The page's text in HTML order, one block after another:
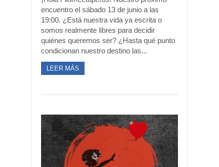
encuentro el sábado 13 de junio a las
19:00. ¿Está nuestra vida ya escrita o
somos realmente libres para decidir
quiénes queremos ser? ¿Hasta qué punto
condicionan nuestro destino las...
LEER MÁS